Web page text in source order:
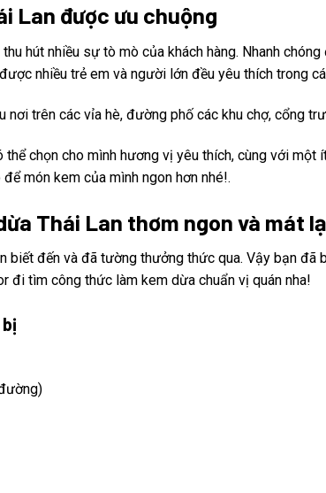
Lan được ưu chuộng
hút nhiều sự tò mò của khách hàng. Nhanh
nhiều trẻ em và người lớn đều yêu thích trong
nơi trên các vỉa hè, đường phố các khu chợ, cổng
thể chọn cho mình hương vị yêu thích, cùng với
món kem của mình ngon hơn nhé!.
Thái Lan thơm ngon và mát
biết đến và đã tường thưởng thức qua. Vậy bạn đã
đi tìm công thức làm kem dừa chuẩn vị quán nha!